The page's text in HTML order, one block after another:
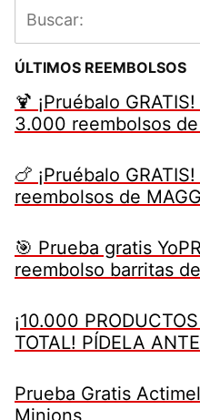
ÚLTIMOS REEMBOLSOS
🍹 ¡Pruébalo
3.000 reembolsos
🍗 ¡Pruébalo
reembolsos de
🎯 Prueba gratis
reembolso barritas
¡10.000
TOTAL! PÍDELA
Prueba Gratis
Minions